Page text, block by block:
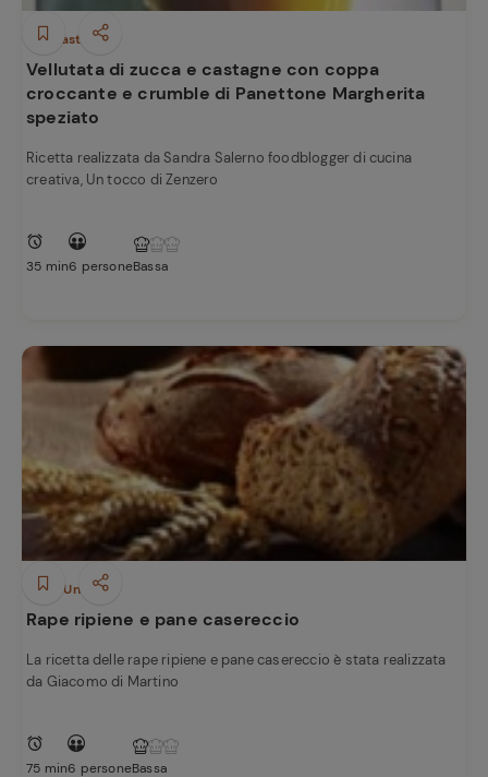
Antipasti
Vellutata di zucca e castagne con coppa
croccante e crumble di Panettone Margherita
speziato
Ricetta realizzata da Sandra Salerno foodblogger di cucina
creativa, Un tocco di Zenzero
35 min6 personeBassa
Piatti Unici
Rape ripiene e pane casereccio
La ricetta delle rape ripiene e pane casereccio è stata realizzata
da Giacomo di Martino
75 min6 personeBassa